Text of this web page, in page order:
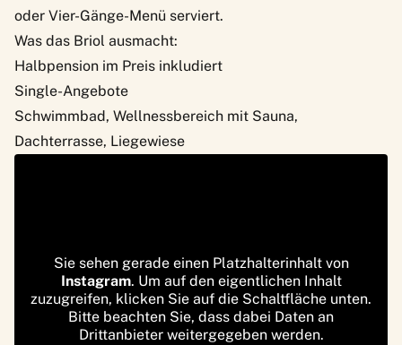
oder Vier-Gänge-Menü serviert.
Was das Briol ausmacht:
Halbpension im Preis inkludiert
Single-Angebote
Schwimmbad, Wellnessbereich mit Sauna,
Dachterrasse, Liegewiese
Sie sehen gerade einen Platzhalterinhalt von
Instagram. Um auf den eigentlichen Inhalt
zuzugreifen, klicken Sie auf die Schaltfläche unten.
Bitte beachten Sie, dass dabei Daten an
Drittanbieter weitergegeben werden.